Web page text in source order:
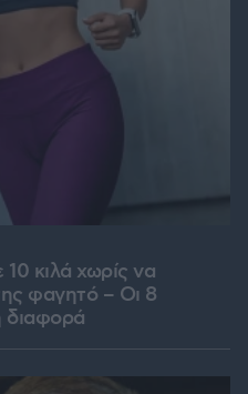
κιλά χωρίς να
φαγητό – Οι 8
διαφορά